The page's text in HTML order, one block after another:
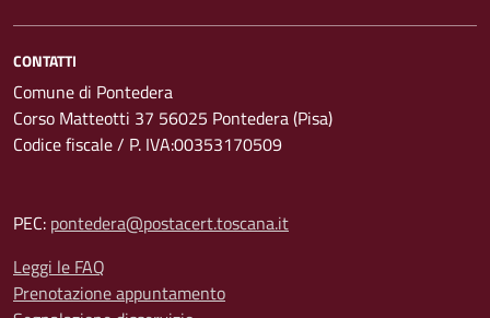
CONTATTI
Comune di Pontedera
Corso Matteotti 37 56025 Pontedera (Pisa)
Codice fiscale / P. IVA:00353170509
PEC: pontedera@postacert.toscana.it
Leggi le FAQ
Prenotazione appuntamento